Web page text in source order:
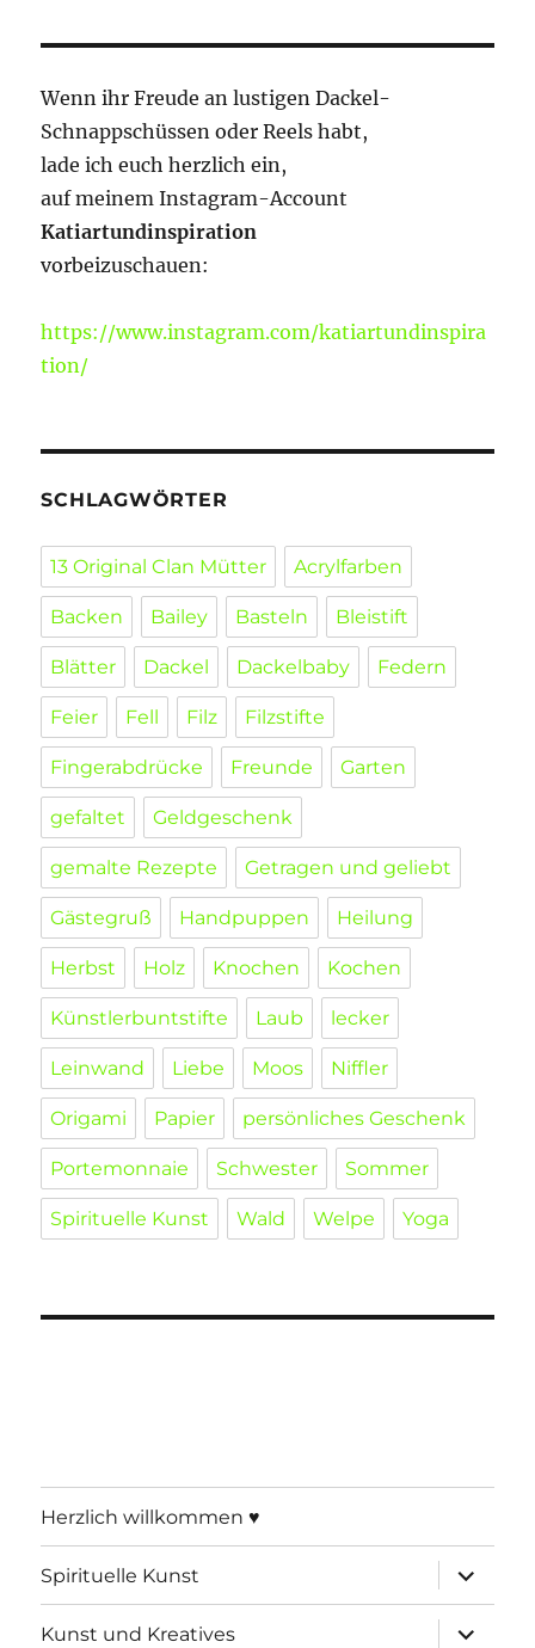
Wenn ihr Freude an lustigen Dackel-
Schnappschüssen oder Reels habt,
lade ich euch herzlich ein,
auf meinem Instagram-Account
Katiartundinspiration
vorbeizuschauen:
https://www.instagram.com/katiartundinspira
tion/
SCHLAGWÖRTER
13 Original Clan Mütter Acrylfarben
Backen Bailey Basteln Bleistift
Blätter Dackel Dackelbaby Federn
Feier Fell Filz Filzstifte
Fingerabdrücke Freunde Garten
gefaltet Geldgeschenk
gemalte Rezepte Getragen und geliebt
Gästegruß Handpuppen Heilung
Herbst Holz Knochen Kochen
Künstlerbuntstifte Laub lecker
Leinwand Liebe Moos Niffler
Origami Papier persönliches Geschenk
Portemonnaie Schwester Sommer
Spirituelle Kunst Wald Welpe Yoga
Herzlich willkommen ♥
Spirituelle Kunst
öffnen
Kunst und Kreatives